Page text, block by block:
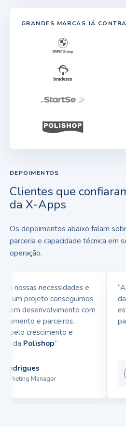
GRANDES MARCAS JÁ
DEPOIMENTOS
Clientes que
da X-Apps
Os depoimentos abaixo falam
parceria e capacidade técnica em
operação.
nossas necessidades e
um projeto conseguimos
desenvolvimento com
e parceiros.
crescimento e
daPolishop.”
Manager
“A
da